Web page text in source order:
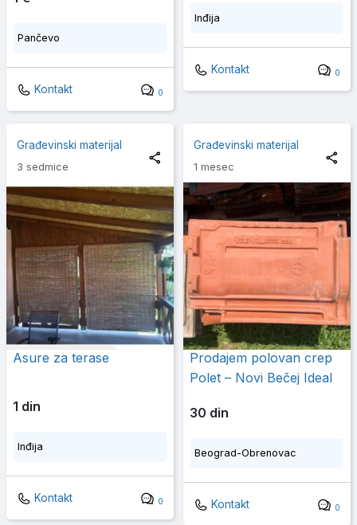
Pančevo
Kontakt 0
Inđija
Kontakt 0
Građevinski materijal
3 sedmice
Asure za terase
1 din
Inđija
Kontakt 0
Građevinski materijal
1 mesec
Prodajem polovan crep
Polet – Novi Bečej Ideal
30 din
Beograd-Obrenovac
Kontakt 0